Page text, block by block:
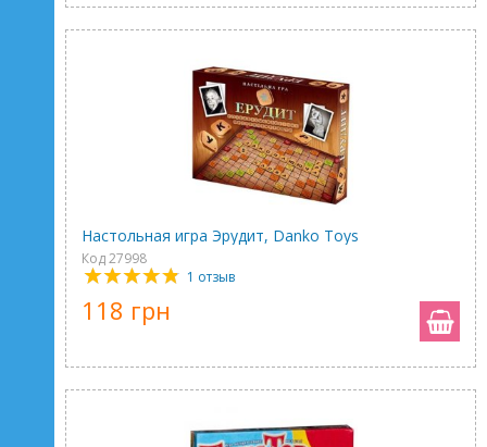
Настольная игра Эрудит, Danko Toys
Код 27998
1 отзыв
118 грн